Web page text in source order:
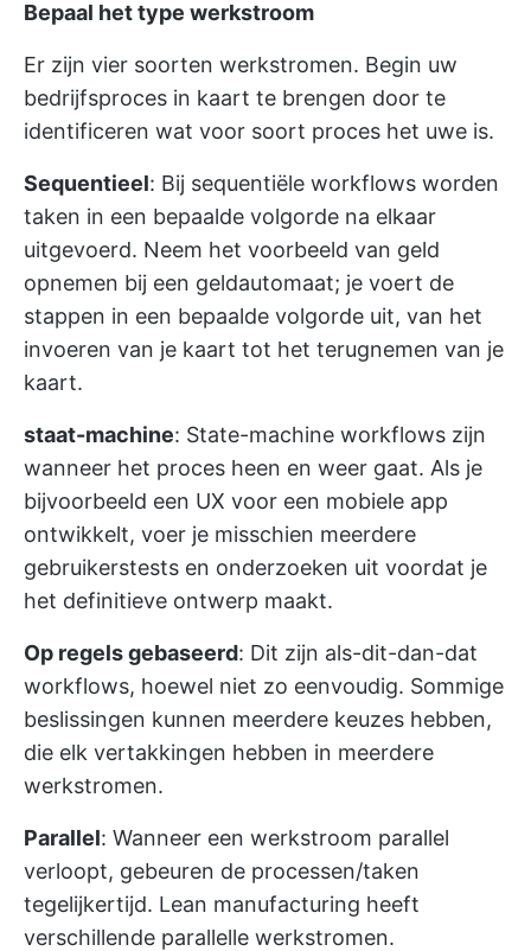
Bepaal het type werkstroom
Er zijn vier soorten werkstromen. Begin uw
bedrijfsproces in kaart te brengen door te
identificeren wat voor soort proces het uwe is.
Sequentieel: Bij sequentiële workflows worden
taken in een bepaalde volgorde na elkaar
uitgevoerd. Neem het voorbeeld van geld
opnemen bij een geldautomaat; je voert de
stappen in een bepaalde volgorde uit, van het
invoeren van je kaart tot het terugnemen van je
kaart.
staat-machine: State-machine workflows zijn
wanneer het proces heen en weer gaat. Als je
bijvoorbeeld een UX voor een mobiele app
ontwikkelt, voer je misschien meerdere
gebruikerstests en onderzoeken uit voordat je
het definitieve ontwerp maakt.
Op regels gebaseerd: Dit zijn als-dit-dan-dat
workflows, hoewel niet zo eenvoudig. Sommige
beslissingen kunnen meerdere keuzes hebben,
die elk vertakkingen hebben in meerdere
werkstromen.
Parallel: Wanneer een werkstroom parallel
verloopt, gebeuren de processen/taken
tegelijkertijd. Lean manufacturing heeft
verschillende parallelle werkstromen.